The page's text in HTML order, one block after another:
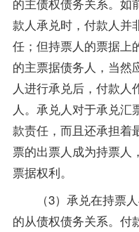
款人承兑时，付款人并
任；但持票人的票据上
的主票据债务人，当然
人进行承兑后，付款人
人。承兑人对于承兑汇
款责任，而且还承担着
票的出票人成为持票人
票据权利。
（3）承兑在持票人
的从债权债务关系。付